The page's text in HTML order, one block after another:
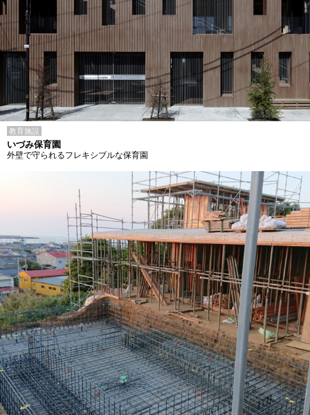
教育施設
いづみ保育園
外壁で守られるフレキシブルな保育園